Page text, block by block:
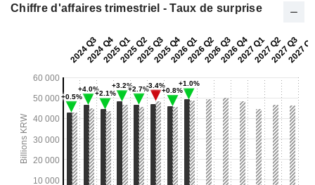
Chiffre d'affaires trimestriel - Taux de surprise